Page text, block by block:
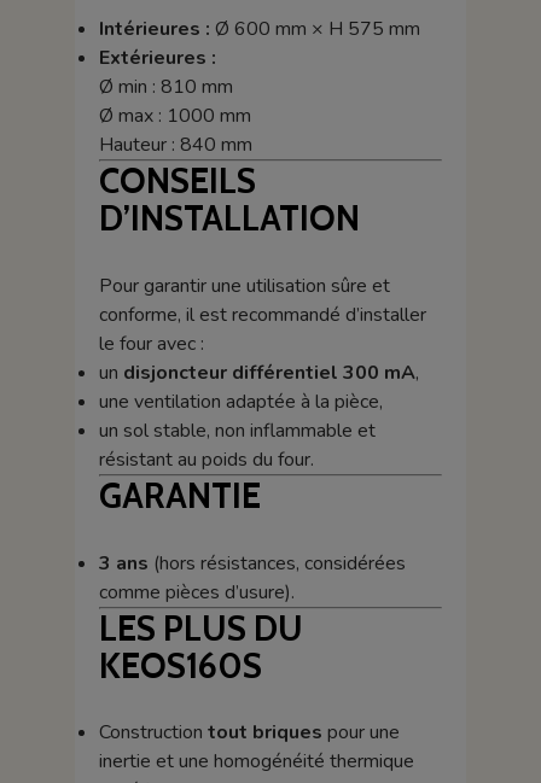
Intérieures : Ø 600 mm × H 575 mm
Extérieures :
Ø min : 810 mm
Ø max : 1000 mm
Hauteur : 840 mm
CONSEILS
D’INSTALLATION
Pour garantir une utilisation sûre et
conforme, il est recommandé d’installer
le four avec :
un disjoncteur différentiel 300 mA,
une ventilation adaptée à la pièce,
un sol stable, non inflammable et
résistant au poids du four.
GARANTIE
3 ans (hors résistances, considérées
comme pièces d’usure).
LES PLUS DU
KEOS160S
Construction tout briques pour une
inertie et une homogénéité thermique